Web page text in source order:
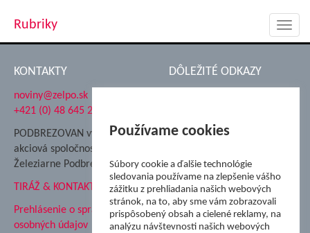
Rubriky
KONTAKTY
noviny@zelpo.sk
+421 (0) 48 645 2711
PODBREZOVAN vydáva
akciová spoločnosť
Železiarne Podbrezová
TIRÁŽ & KONTAKT
Prehlásenie o spracovaní
osobných údajov
DÔLEŽITÉ ODKAZY
Nadácia Železiarne
ŽP Informatika s.r.o.
ŠK Železiarne Podbrezová
Tále a.s.
Používame cookies
Súbory cookie a ďalšie technológie
sledovania používame na zlepšenie vášho
zážitku z prehliadania našich webových
stránok, na to, aby sme vám zobrazovali
prispôsobený obsah a cielené reklamy, na
analýzu návštevnosti našich webových